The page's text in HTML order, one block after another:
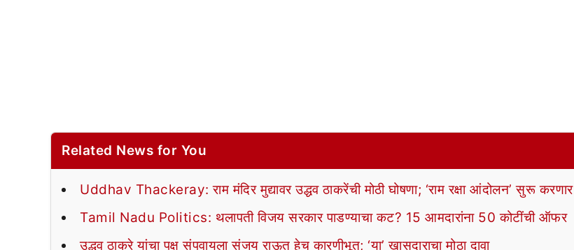
Related News for You
Uddhav Thackeray: राम मंदिर मुद्यावर उद्धव ठाकरेंची मोठी घोषणा; ‘राम रक्षा आंदोलन’ सुरू करणार
Tamil Nadu Politics: थलापती विजय सरकार पाडण्याचा कट? 15 आमदारांना 50 कोटींची ऑफर
उद्धव ठाकरे यांचा पक्ष संपवायला संजय राऊत हेच कारणीभूत; ‘या’ खासदाराचा मोठा दावा